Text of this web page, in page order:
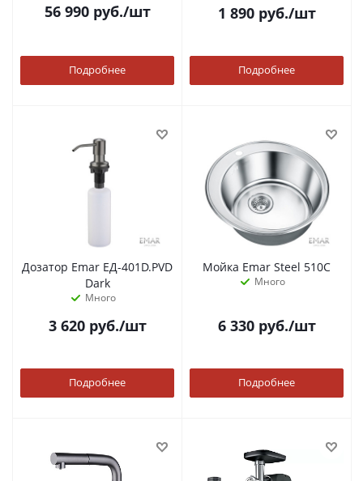
56 990руб./шт
Подробнее
1 890руб./шт
Подробнее
Дозатор Emar ЕД-401D.PVD
Dark
Много
3 620руб./шт
Подробнее
Мойка Emar Steel 510С
Много
6 330руб./шт
Подробнее